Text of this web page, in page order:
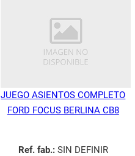
JUEGO ASIENTOS COMPLETO
FORD FOCUS BERLINA CB8
Ref. fab.:SIN DEFINIR